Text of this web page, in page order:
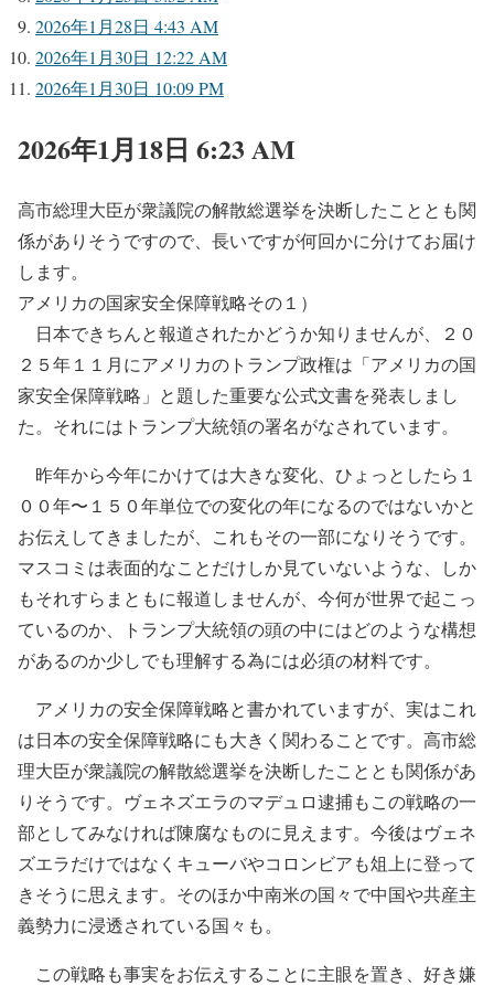
2026年1月28日 4:43 AM
2026年1月30日 12:22 AM
2026年1月30日 10:09 PM
2026年1月18日 6:23 AM
高市総理大臣が衆議院の解散総選挙を決断したこととも関
係がありそうですので、長いですが何回かに分けてお届け
します。
アメリカの国家安全保障戦略その１）
日本できちんと報道されたかどうか知りませんが、２０
２５年１１月にアメリカのトランプ政権は「アメリカの国
家安全保障戦略」と題した重要な公式文書を発表しまし
た。それにはトランプ大統領の署名がなされています。
昨年から今年にかけては大きな変化、ひょっとしたら１
００年〜１５０年単位での変化の年になるのではないかと
お伝えしてきましたが、これもその一部になりそうです。
マスコミは表面的なことだけしか見ていないような、しか
もそれすらまともに報道しませんが、今何が世界で起こっ
ているのか、トランプ大統領の頭の中にはどのような構想
があるのか少しでも理解する為には必須の材料です。
アメリカの安全保障戦略と書かれていますが、実はこれ
は日本の安全保障戦略にも大きく関わることです。高市総
理大臣が衆議院の解散総選挙を決断したこととも関係があ
りそうです。ヴェネズエラのマデュロ逮捕もこの戦略の一
部としてみなければ陳腐なものに見えます。今後はヴェネ
ズエラだけではなくキューバやコロンビアも俎上に登って
きそうに思えます。そのほか中南米の国々で中国や共産主
義勢力に浸透されている国々も。
この戦略も事実をお伝えすることに主眼を置き、好き嫌